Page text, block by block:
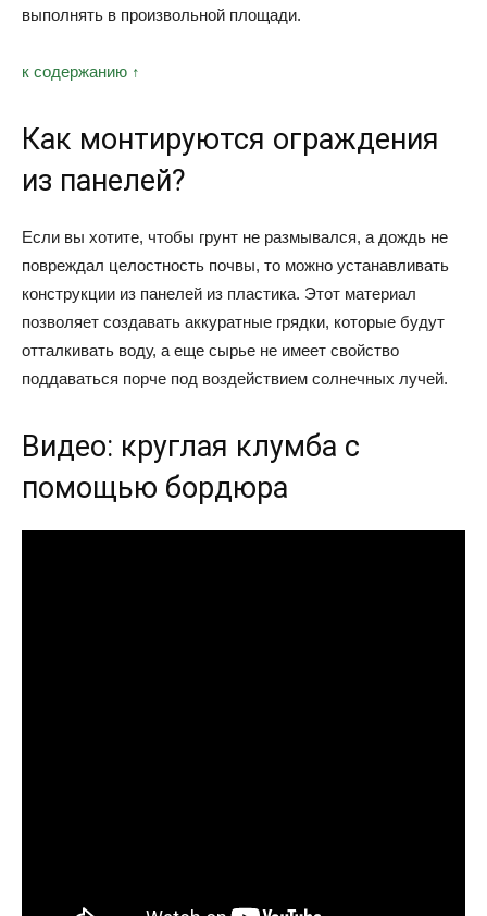
выполнять в произвольной площади.
к содержанию ↑
Как монтируются ограждения
из панелей?
Если вы хотите, чтобы грунт не размывался, а дождь не
повреждал целостность почвы, то можно устанавливать
конструкции из панелей из пластика. Этот материал
позволяет создавать аккуратные грядки, которые будут
отталкивать воду, а еще сырье не имеет свойство
поддаваться порче под воздействием солнечных лучей.
Видео: круглая клумба с
помощью бордюра